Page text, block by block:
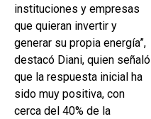
instituciones y empresas
que quieran invertir y
generar su propia energía”,
destacó Diani, quien señaló
que la respuesta inicial ha
sido muy positiva, con
cerca del 40% de la